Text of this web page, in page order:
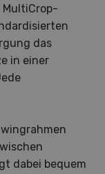
das
in einer
dabei bequem